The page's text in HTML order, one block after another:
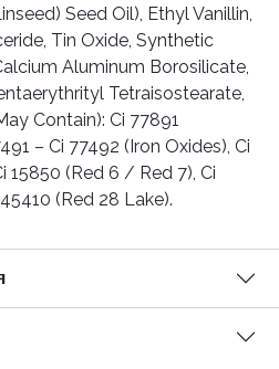
Seed Oil), Ethyl Vanillin,
Tin Oxide, Synthetic
Aluminum Borosilicate,
Tetraisostearate,
Contain): Ci 77891
– Ci 77492 (Iron Oxides), Ci
15850 (Red 6 / Red 7), Ci
(Red 28 Lake).